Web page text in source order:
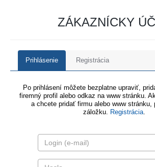
ZÁKAZNÍCKY
Prihlásenie Registrácia
Po prihlásení môžete bezplatne upraviť,
firemný profil alebo odkaz na www stránku.
a chcete pridať firmu alebo www stránku,
záložku. Registrácia.